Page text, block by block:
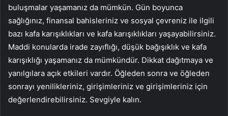
buluşmalar yaşamanız da mümkün. Gün boyunca
sağlığınız, finansal bahisleriniz ve sosyal çevreniz ile ilgili
bazı kafa karışıklıkları ve kafa karışıklıkları yaşayabilirsiniz.
Maddi konularda irade zayıflığı, düşük bağışıklık ve kafa
karışıklığı yaşamanız da mümkündür. Dikkat dağıtmaya ve
yanılgılara açık etkileri vardır. Öğleden sonra ve öğleden
sonrayı yenilikleriniz, girişimleriniz ve girişimleriniz için
değerlendirebilirsiniz. Sevgiyle kalın.